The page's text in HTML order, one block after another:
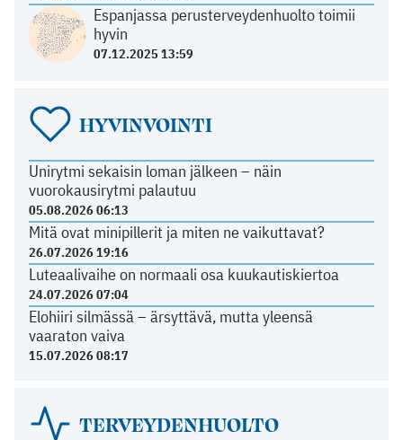
Espanjassa perusterveydenhuolto toimii
hyvin
07.12.2025 13:59
HYVINVOINTI
Unirytmi sekaisin loman jälkeen – näin
vuorokausirytmi palautuu
05.08.2026 06:13
Mitä ovat minipillerit ja miten ne vaikuttavat?
26.07.2026 19:16
Luteaalivaihe on normaali osa kuukautiskiertoa
24.07.2026 07:04
Elohiiri silmässä – ärsyttävä, mutta yleensä
vaaraton vaiva
15.07.2026 08:17
TERVEYDENHUOLTO